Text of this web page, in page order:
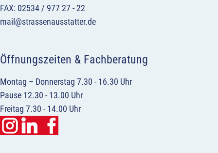
FAX: 02534 / 977 27 - 22
mail@strassenausstatter.de
Öffnungszeiten & Fachberatung
Montag – Donnerstag 7.30 - 16.30 Uhr
Pause 12.30 - 13.00 Uhr
Freitag 7.30 - 14.00 Uhr